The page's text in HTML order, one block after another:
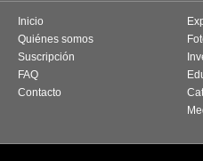
Inicio
Quiénes somos
Suscripción
FAQ
Contacto